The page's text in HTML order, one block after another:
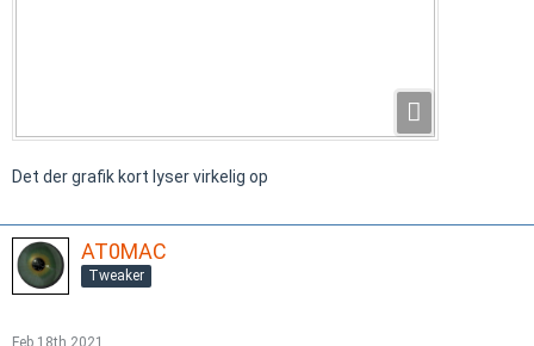
Det der grafik kort lyser virkelig op
AT0MAC
Tweaker
Feb 18th 2021